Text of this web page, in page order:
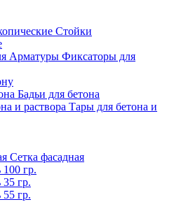
Стойки
Фиксаторы для
Бадьи для бетона
Тары для бетона и
Сетка фасадная
гр.
гр.
гр.